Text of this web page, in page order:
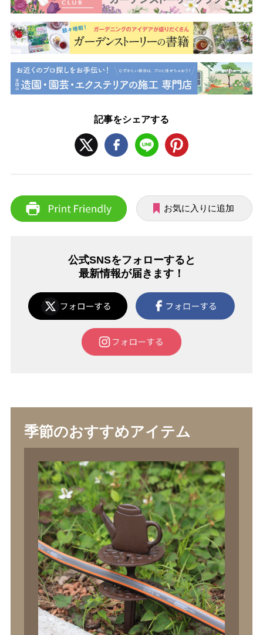
記事をシェアする
お気に入りに追加
公式SNSをフォローすると
最新情報が届きます！
季節のおすすめアイテム